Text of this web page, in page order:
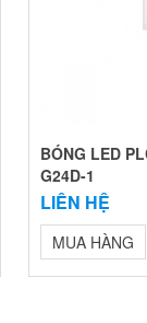
BÓNG LED
G24D-1
LIÊN HỆ
MUA HÀNG